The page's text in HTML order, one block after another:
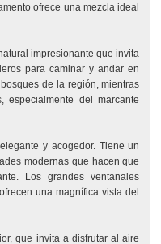
ofrece una mezcla ideal
impresionante que invita
para caminar y andar en
de la región, mientras
del marcante
y acogedor. Tiene un
modernas que hacen que
Los grandes ventanales
una magnífica vista del
que invita a disfrutar al aire